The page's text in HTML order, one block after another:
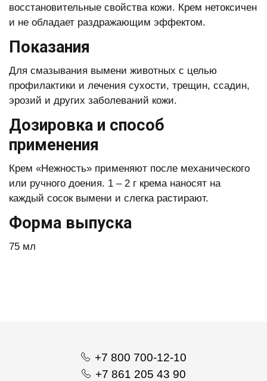
восстановительные свойства кожи. Крем нетоксичен
и не обладает раздражающим эффектом.
Показания
Для смазывания вымени животных с целью
профилактики и лечения сухости, трещин, ссадин,
эрозий и других заболеваний кожи.
Дозировка и способ
применения
Крем «Нежность» применяют после механического
или ручного доения. 1 – 2 г крема наносят на
каждый сосок вымени и слегка растирают.
Форма выпуска
75 мл
+7 800 700-12-10
+7 861 205 43 90